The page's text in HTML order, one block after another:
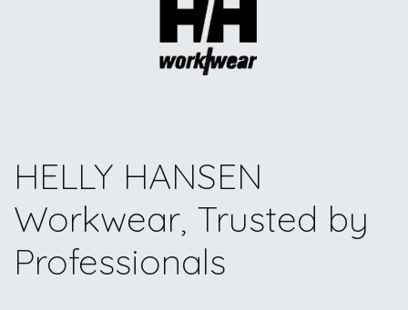
HELLY HANSEN
Workwear, Trusted by
Professionals